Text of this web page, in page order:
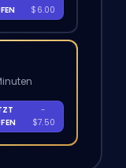
$6.00
-
$7.50